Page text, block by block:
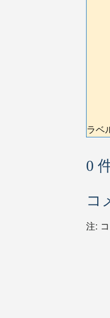
ラベ
0
コ
注: